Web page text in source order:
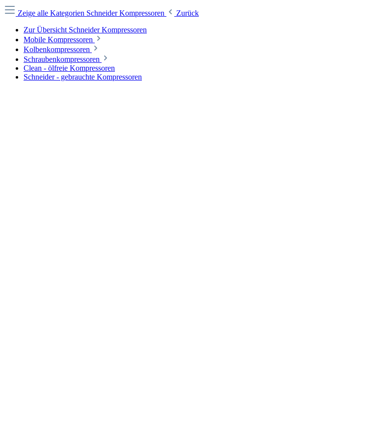
Zeige alle Kategorien Schneider Kompressoren
Zurück
Zur Übersicht Schneider Kompressoren
Mobile Kompressoren
Kolbenkompressoren
Schraubenkompressoren
Clean - ölfreie Kompressoren
Schneider - gebrauchte Kompressoren